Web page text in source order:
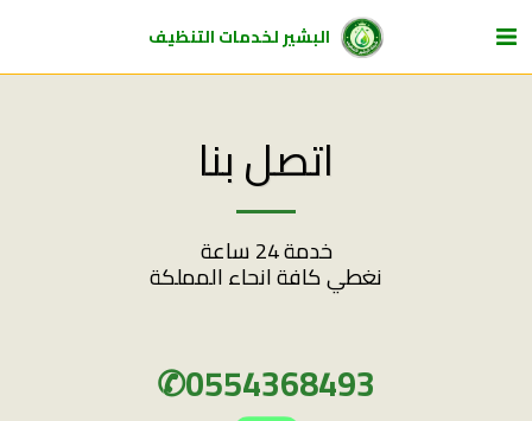
البشير لخدمات التنظيف
اتصل بنا
نغطي كافة انحاء المملكة
0554368493✆